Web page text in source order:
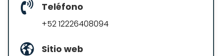
Teléfono
+52 12226408094
Sitio web